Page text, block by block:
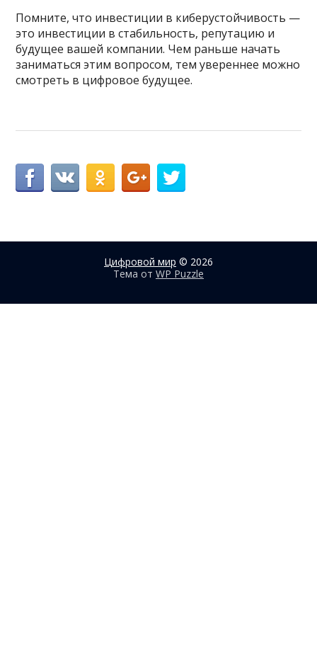
Помните, что инвестиции в киберустойчивость —
это инвестиции в стабильность, репутацию и
будущее вашей компании. Чем раньше начать
заниматься этим вопросом, тем увереннее можно
смотреть в цифровое будущее.
Цифровой мир © 2026
Тема от WP Puzzle